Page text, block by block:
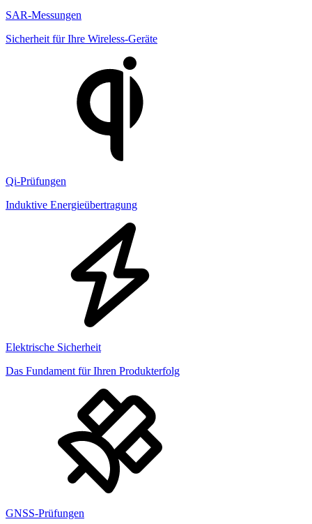
SAR-Messungen
Sicherheit für Ihre Wireless-Geräte
Qi-Prüfungen
Induktive Energieübertragung
Elektrische Sicherheit
Das Fundament für Ihren Produkterfolg
GNSS-Prüfungen